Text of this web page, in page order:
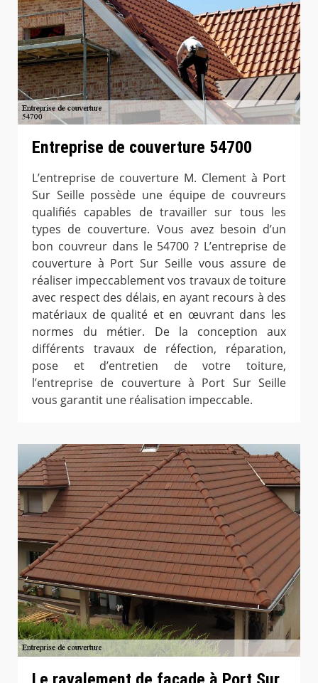
Entreprise de couverture 54700
L’entreprise de couverture M. Clement à Port
Sur Seille possède une équipe de couvreurs
qualifiés capables de travailler sur tous les
types de couverture. Vous avez besoin d’un
bon couvreur dans le 54700 ? L’entreprise de
couverture à Port Sur Seille vous assure de
réaliser impeccablement vos travaux de toiture
avec respect des délais, en ayant recours à des
matériaux de qualité et en œuvrant dans les
normes du métier. De la conception aux
différents travaux de réfection, réparation,
pose et d’entretien de votre toiture,
l’entreprise de couverture à Port Sur Seille
vous garantit une réalisation impeccable.